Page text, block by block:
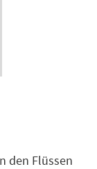
den Flüssen